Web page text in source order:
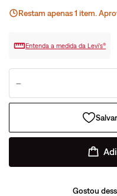
Restam apenas1 item.
Entenda a medida da Levi’s®
－
Gostou